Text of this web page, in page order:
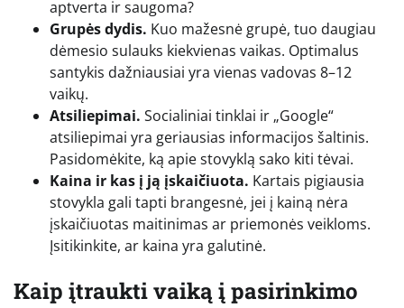
aptverta ir saugoma?
Grupės dydis. Kuo mažesnė grupė, tuo daugiau
dėmesio sulauks kiekvienas vaikas. Optimalus
santykis dažniausiai yra vienas vadovas 8–12
vaikų.
Atsiliepimai. Socialiniai tinklai ir „Google“
atsiliepimai yra geriausias informacijos šaltinis.
Pasidomėkite, ką apie stovyklą sako kiti tėvai.
Kaina ir kas į ją įskaičiuota. Kartais pigiausia
stovykla gali tapti brangesnė, jei į kainą nėra
įskaičiuotas maitinimas ar priemonės veikloms.
Įsitikinkite, ar kaina yra galutinė.
Kaip įtraukti vaiką į pasirinkimo